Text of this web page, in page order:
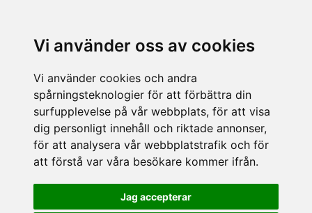
Vi använder oss av cookies
Vi använder cookies och andra
spårningsteknologier för att förbättra din
surfupplevelse på vår webbplats, för att visa
dig personligt innehåll och riktade annonser,
för att analysera vår webbplatstrafik och för
att förstå var våra besökare kommer ifrån.
Jag accepterar